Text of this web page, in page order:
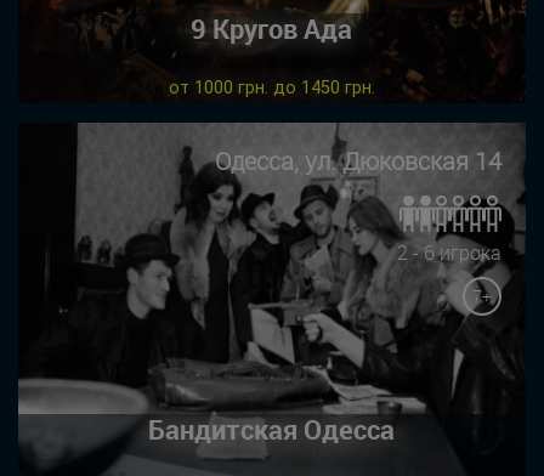
9 Кругов Ада
от 1000 грн. до 1450 грн.
Одесса, ул. Дюковская 14
2 - 6 игрока
7+
Бандитская Одесса